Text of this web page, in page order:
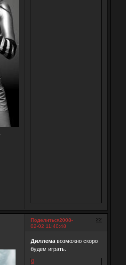
Поделиться 22
2008-
02-02 11:40:48
Диллемавозможно скоро
будем играть.
0